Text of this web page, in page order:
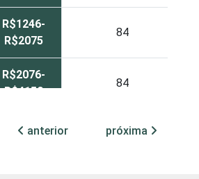
R$1246-
R$2075
84
R$2076-
R$4150
84
R$4151 ou
87
anterior próxima